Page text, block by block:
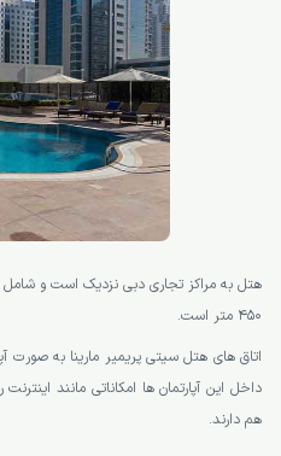
450 متر است.
اتاق های هتل سیتی پریمیر مارینا به
داخل این آپارتمان ها امکاناتی مانند
هم دارند.